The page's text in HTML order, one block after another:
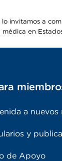
invitamos a
en
a nuevos
y
de Apoyo